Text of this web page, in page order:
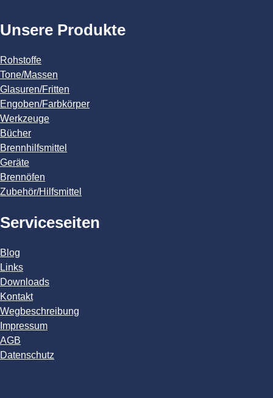
Unsere Produkte
Rohstoffe
Tone/Massen
Glasuren/Fritten
Engoben/Farbkörper
Werkzeuge
Bücher
Brennhilfsmittel
Geräte
Brennöfen
Zubehör/Hilfsmittel
Serviceseiten
Blog
Links
Downloads
Kontakt
Wegbeschreibung
Impressum
AGB
Datenschutz